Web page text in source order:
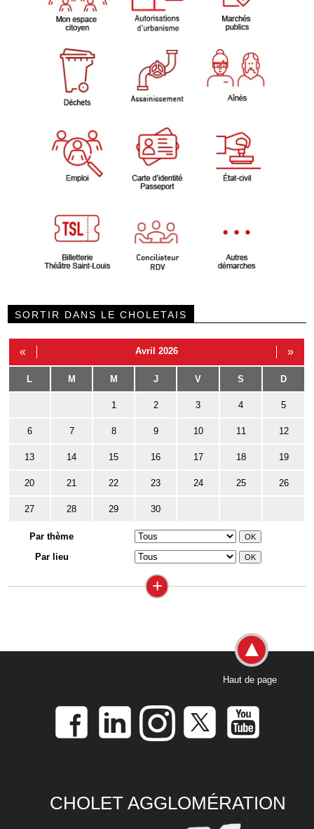
SORTIR DANS LE CHOLETAIS
« Avril 2026 »
L M M J V S D
1 2 3 4 5
6 7 8 9 10 11 12
13 14 15 16 17 18 19
20 21 22 23 24 25 26
27 28 29 30
Par thème
Par lieu
+
Haut de page
CHOLET AGGLOMÉRATION